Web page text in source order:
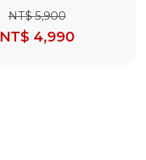
NT$ 5,900
NT$ 4,990